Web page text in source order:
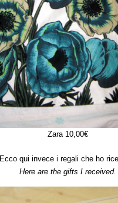
Zara 10,00€
Ecco qui invece i regali che ho
Here are the gifts I received.